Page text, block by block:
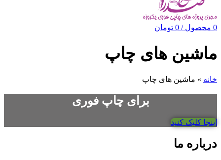
0 محصول /
0 تومان
ماشین های چاپ
خانه » ماشین های چاپ
برای چاپ فوری
اینجا کلیک کنید
درباره ما